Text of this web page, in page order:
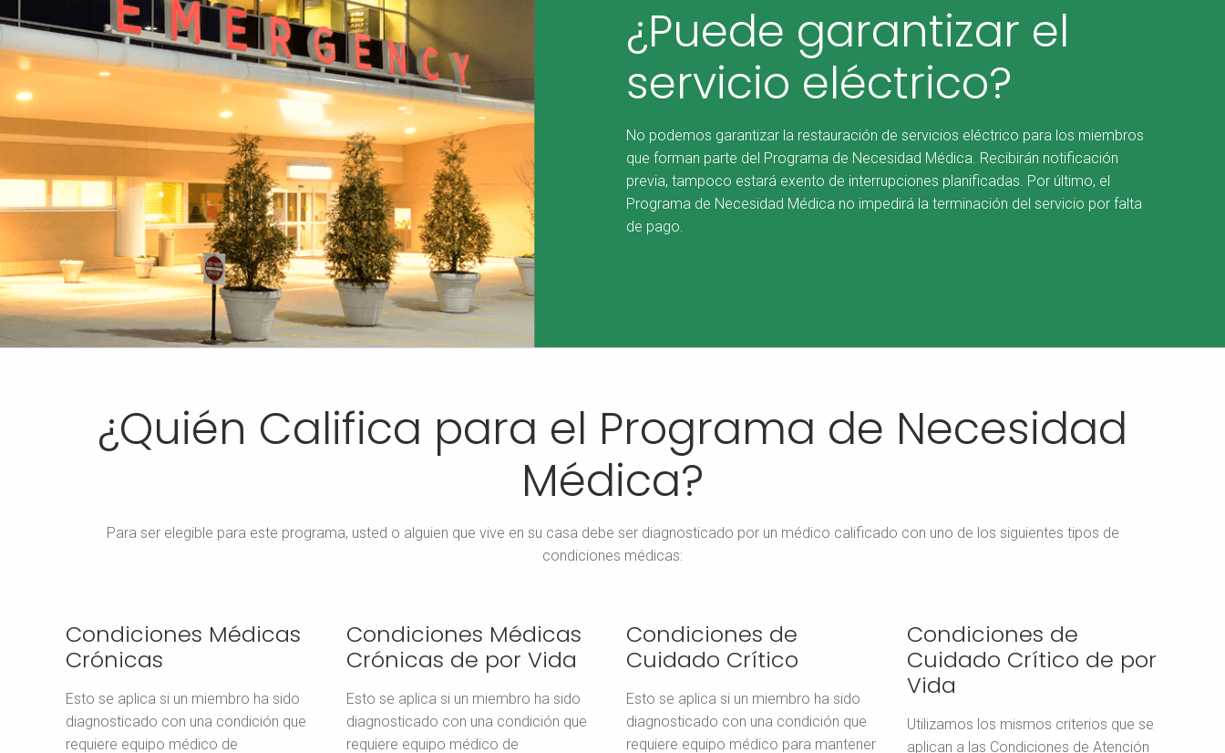
¿Puede garantizar el
servicio eléctrico?
No podemos garantizar la restauración de servicios eléctrico para los miembros
que forman parte del Programa de Necesidad Médica. Recibirán notificación
previa, tampoco estará exento de interrupciones planificadas. Por último, el
Programa de Necesidad Médica no impedirá la terminación del servicio por falta
de pago.
¿Quién Califica para el Programa de Necesidad
Médica?
Para ser elegible para este programa, usted o alguien que vive en su casa debe ser diagnosticado por un médico calificado con uno de los siguientes tipos de
condiciones médicas:
Condiciones Médicas
Crónicas
Esto se aplica si un miembro ha sido
diagnosticado con una condición que
requiere equipo médico de
Condiciones Médicas
Crónicas de por Vida
Esto se aplica si un miembro ha sido
diagnosticado con una condición que
requiere equipo médico de
Condiciones de
Cuidado Crítico
Esto se aplica si un miembro ha sido
diagnosticado con una condición que
requiere equipo médico para mantener
Condiciones de
Cuidado Crítico de por
Vida
Utilizamos los mismos criterios que se
aplican a las Condiciones de Atención